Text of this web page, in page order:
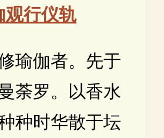
观行仪轨
伽者。先于
荼罗。以香水
种时华散于坛